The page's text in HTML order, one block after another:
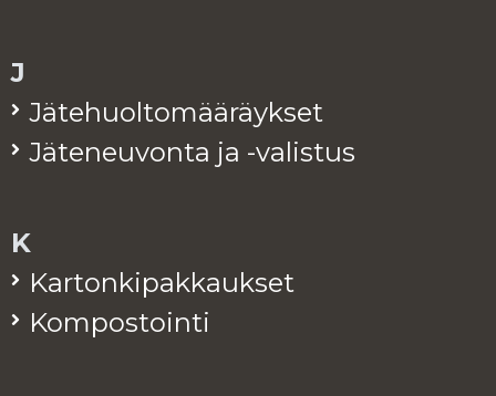
J
Jä­te­huol­to­mää­räyk­set
Jä­te­neu­von­ta ja -va­lis­tus
K
Kar­ton­ki­pak­kauk­set
Kom­pos­toin­ti